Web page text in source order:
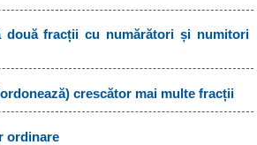
două fracții cu numărători și numitori
crescător mai multe fracții
ordinare